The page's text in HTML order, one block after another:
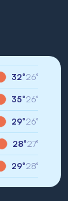
32°26°
35°26°
29°26°
28°27°
29°28°